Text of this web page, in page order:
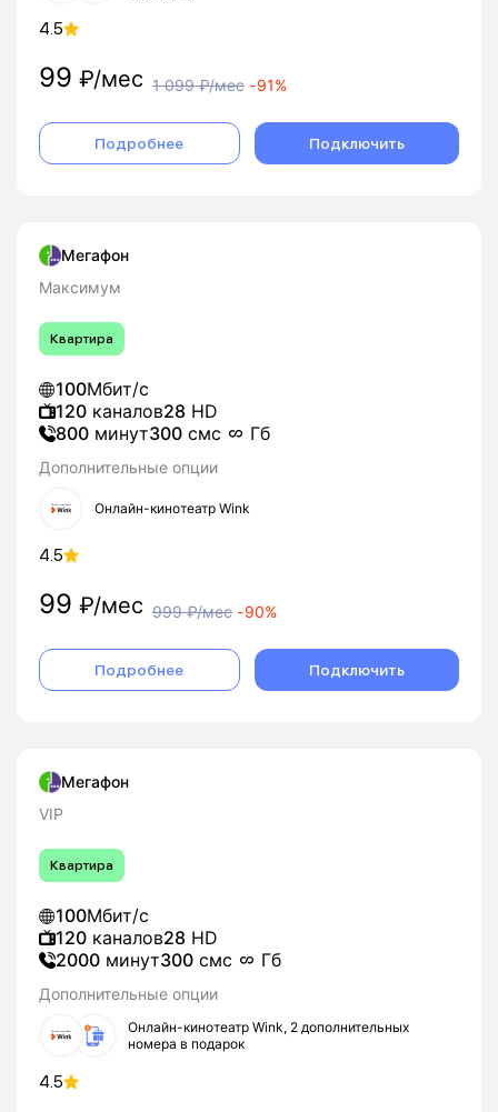
4.5
99 ₽/мес 1 099₽/мес -91%
Подробнее Подключить
Мегафон
Максимум
Квартира
100Мбит/с
120 каналов28 HD
800 минут300 смс Гб
Дополнительные опции
Онлайн-кинотеатр Wink
4.5
99 ₽/мес 999₽/мес -90%
Подробнее Подключить
Мегафон
VIP
Квартира
100Мбит/с
120 каналов28 HD
2000 минут300 смс Гб
Дополнительные опции
Онлайн-кинотеатр Wink, 2 дополнительных
номера в подарок
4.5